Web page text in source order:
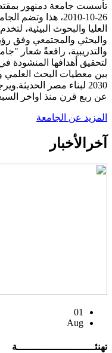
العليا والبحوث البيئية،
والبحثي والمجتمعي وفق
والتدريبية، رافعةً شعار
لتحقيق أهدافها المنشودة في
بين معطيات البحث العلمي
2030 لبناء مصر
عن ربع قرن منذ اواخر
المزيد عن الجامعة
آخر الأخبار
01
Aug
تهنئــــــــــــــــــــــــــة